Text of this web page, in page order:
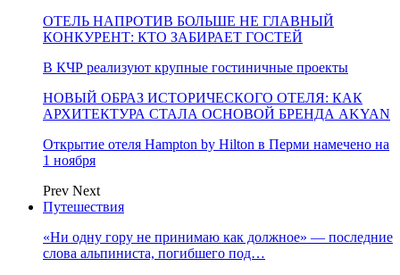
ОТЕЛЬ НАПРОТИВ БОЛЬШЕ НЕ ГЛАВНЫЙ
КОНКУРЕНТ: КТО ЗАБИРАЕТ ГОСТЕЙ
В КЧР реализуют крупные гостиничные проекты
НОВЫЙ ОБРАЗ ИСТОРИЧЕСКОГО ОТЕЛЯ: КАК
АРХИТЕКТУРА СТАЛА ОСНОВОЙ БРЕНДА AKYAN
Открытие отеля Hampton by Hilton в Перми намечено на
1 ноября
Prev Next
Путешествия
«Ни одну гору не принимаю как должное» — последние
слова альпиниста, погибшего под…